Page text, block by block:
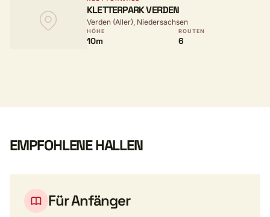
KLETTERPARK VERDEN
Verden (Aller), Niedersachsen
HÖHE
10m
ROUTEN
6
EMPFOHLENE HALLEN
Für Anfänger